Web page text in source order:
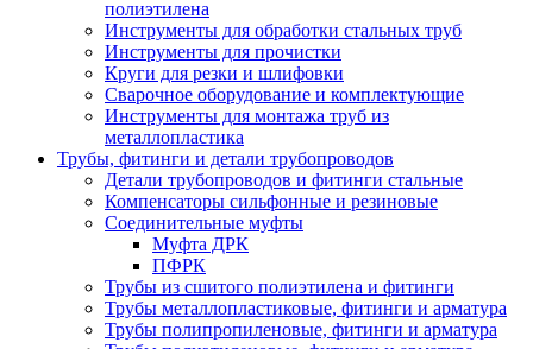
полиэтилена
Инструменты для обработки стальных труб
Инструменты для прочистки
Круги для резки и шлифовки
Сварочное оборудование и комплектующие
Инструменты для монтажа труб из
металлопластика
Трубы, фитинги и детали трубопроводов
Детали трубопроводов и фитинги стальные
Компенсаторы сильфонные и резиновые
Соединительные муфты
Муфта ДРК
ПФРК
Трубы из сшитого полиэтилена и фитинги
Трубы металлопластиковые, фитинги и арматура
Трубы полипропиленовые, фитинги и арматура